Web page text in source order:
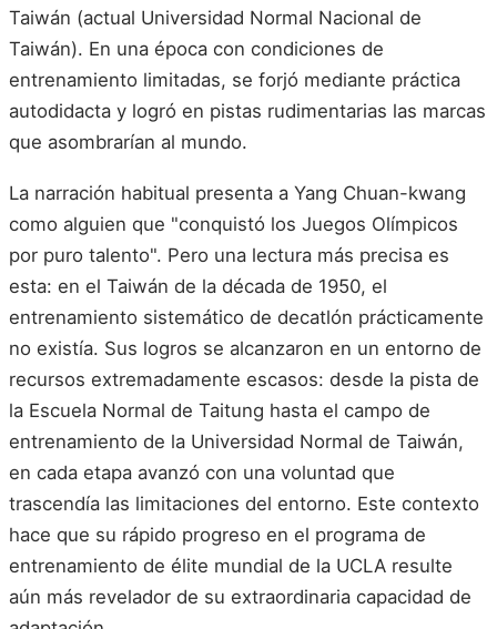
Taiwán (actual Universidad Normal Nacional de
Taiwán). En una época con condiciones de
entrenamiento limitadas, se forjó mediante práctica
autodidacta y logró en pistas rudimentarias las marcas
que asombrarían al mundo.
La narración habitual presenta a Yang Chuan-kwang
como alguien que "conquistó los Juegos Olímpicos
por puro talento". Pero una lectura más precisa es
esta: en el Taiwán de la década de 1950, el
entrenamiento sistemático de decatlón prácticamente
no existía. Sus logros se alcanzaron en un entorno de
recursos extremadamente escasos: desde la pista de
la Escuela Normal de Taitung hasta el campo de
entrenamiento de la Universidad Normal de Taiwán,
en cada etapa avanzó con una voluntad que
trascendía las limitaciones del entorno. Este contexto
hace que su rápido progreso en el programa de
entrenamiento de élite mundial de la UCLA resulte
aún más revelador de su extraordinaria capacidad de